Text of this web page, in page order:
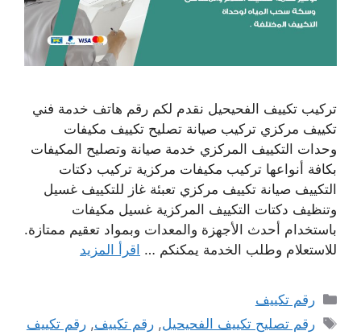
تركيب تكييف الفحيحيل نقدم لكم رقم هاتف خدمة فني
تكييف مركزي تركيب صيانة تصليح تكييف مكيفات
وحدات التكييف المركزي خدمة صيانة وتصليح المكيفات
بكافة أنواعها تركيب مكيفات مركزية تركيب دكتات
التكييف صيانة تكييف مركزي تعبئة غاز للتكييف غسيل
وتنظيف دكتات التكييف المركزية غسيل مكيفات
باستخدام أحدث الأجهزة والمعدات وبمواد تعقيم ممتازة.
للاستعلام وطلب الخدمة يمكنكم … اقرأ المزيد
التصنيفات
رقم تكييف
الوسوم
رقم تصليح تكييف الفحيحيل,رقم تكييف,رقم تكييف